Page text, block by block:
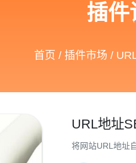
插件
首页 / 插件市场 /
URL地址
将网站URL地址